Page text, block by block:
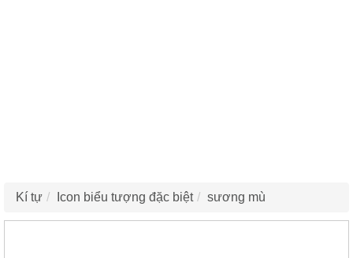
Kí tự Icon biểu tượng đặc biệt sương mù